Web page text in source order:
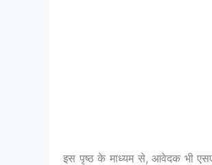
इस पृष्ठ के माध्यम से, आवेदक भी